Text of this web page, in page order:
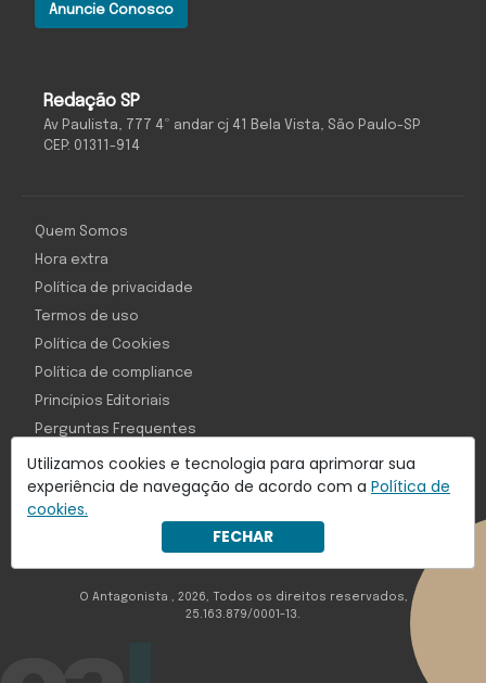
Utilizamos cookies e tecnologia para aprimorar sua
experiência de navegação de acordo com a Política de
cookies.
FECHAR
Redação SP
Av Paulista, 777 4º andar cj 41 Bela Vista, São Paulo-SP
CEP: 01311-914
Anuncie Conosco
Com inteligência e tecnologia:
Object1ve - Marketing Solution
Quem Somos
Hora extra
Política de privacidade
Termos de uso
Política de Cookies
Política de compliance
Princípios Editoriais
Perguntas Frequentes
O Antagonista , 2026, Todos os direitos reservados,
25.163.879/0001-13.